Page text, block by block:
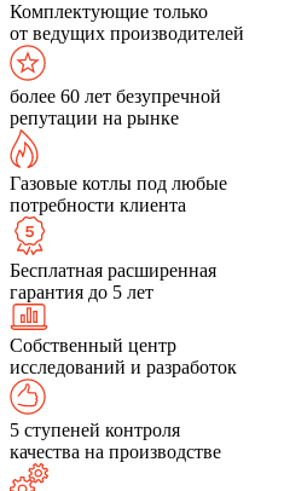
Комплектующие только
от ведущих производителей
более 60 лет безупречной
репутации на рынке
Газовые котлы под любые
потребности клиента
Бесплатная расширенная
гарантия до 5 лет
Собственный центр
исследований и разработок
5 ступеней контроля
качества на производстве